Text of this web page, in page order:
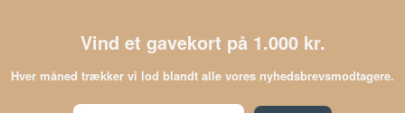
Vind et gavekort på 1.000 kr.
Hver måned trækker vi lod blandt alle vores nyhedsbrevsmodtagere.